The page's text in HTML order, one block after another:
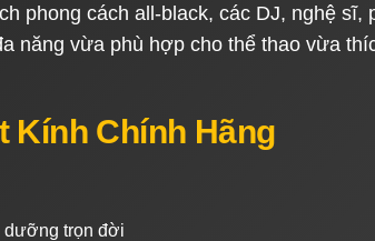
phong cách all-black, các DJ, nghệ sĩ,
năng vừa phù hợp cho thể thao vừa
Kính Chính Hãng
dưỡng trọn đời